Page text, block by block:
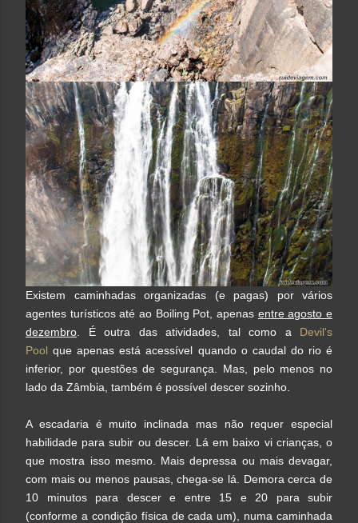
Existem caminhadas organizadas (e pagas) por vários
agentes turísticos até ao Boiling Pot, apenas entre agosto e
dezembro . É outra das atividades, tal como a Devil's
Pool que apenas está acessível quando o caudal do rio é
inferior, por questões de segurança. Mas, pelo menos no
lado da Zâmbia, também é possível descer sozinho
A escadaria é muito inclinada mas não requer especial
habilidade para subir ou descer. Lá em baixo vi crianças, o
que mostra isso mesmo. Mais depressa ou mais devagar,
com mais ou menos pausas, chega-se lá. Demora cerca de
10 minutos para descer e entre 15 e 20 para subir
(conforme a condição física de cada um), numa caminhada